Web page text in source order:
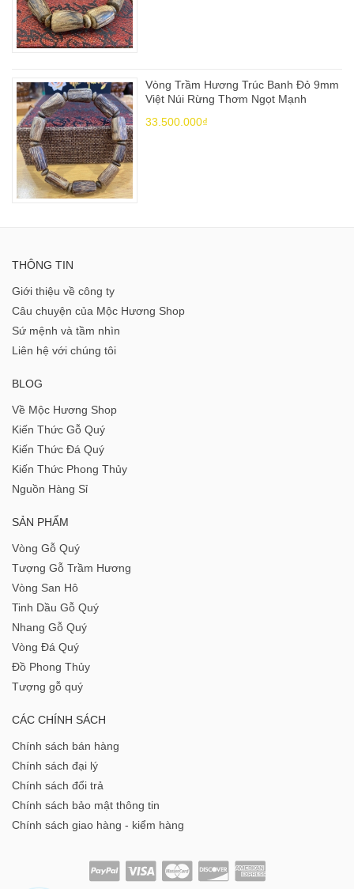
Vòng Trầm Hương Trúc Banh Đỏ 9mm
Việt Núi Rừng Thơm Ngọt Mạnh
33.500.000₫
THÔNG TIN
Giới thiệu về công ty
Câu chuyện của Mộc Hương Shop
Sứ mệnh và tầm nhìn
Liên hệ với chúng tôi
BLOG
Về Mộc Hương Shop
Kiến Thức Gỗ Quý
Kiến Thức Đá Quý
Kiến Thức Phong Thủy
Nguồn Hàng Sỉ
SẢN PHẨM
Vòng Gỗ Quý
Tượng Gỗ Trầm Hương
Vòng San Hô
Tinh Dầu Gỗ Quý
Nhang Gỗ Quý
Vòng Đá Quý
Đồ Phong Thủy
Tượng gỗ quý
CÁC CHÍNH SÁCH
Chính sách bán hàng
Chính sách đại lý
Chính sách đổi trả
Chính sách bảo mật thông tin
Chính sách giao hàng - kiểm hàng